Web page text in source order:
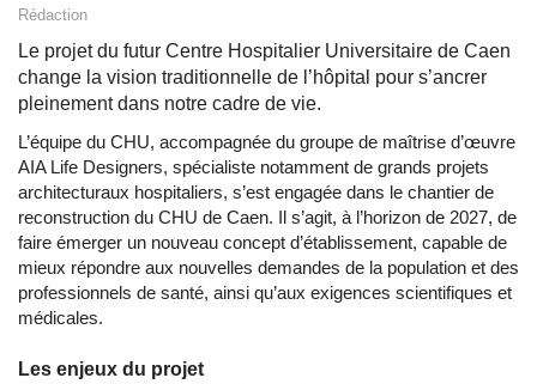
Rédaction
Le projet du futur Centre Hospitalier Universitaire de Caen
change la vision traditionnelle de l’hôpital pour s’ancrer
pleinement dans notre cadre de vie.
L’équipe du CHU, accompagnée du groupe de maîtrise d’œuvre
AIA Life Designers, spécialiste notamment de grands projets
architecturaux hospitaliers, s’est engagée dans le chantier de
reconstruction du CHU de Caen. Il s’agit, à l’horizon de 2027, de
faire émerger un nouveau concept d’établissement, capable de
mieux répondre aux nouvelles demandes de la population et des
professionnels de santé, ainsi qu’aux exigences scientifiques et
médicales.
Les enjeux du projet